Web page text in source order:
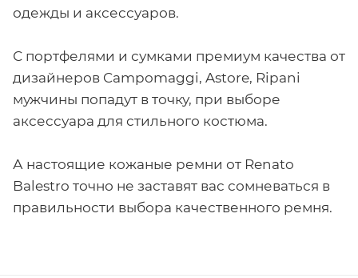
одежды и аксессуаров.
С портфелями и сумками премиум качества от
дизайнеров Campomaggi, Astore, Ripani
мужчины попадут в точку, при выборе
аксессуара для стильного костюма.
А настоящие кожаные ремни от Renato
Balestro точно не заставят вас сомневаться в
правильности выбора качественного ремня.